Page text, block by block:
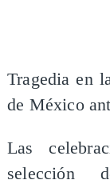
Tragedia en
de México
Las